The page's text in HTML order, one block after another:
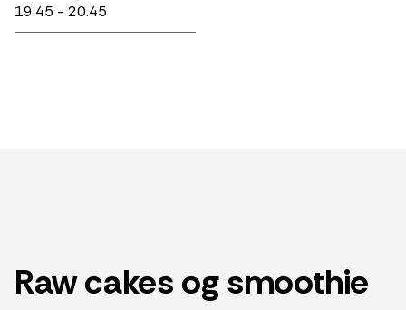
19.45 - 20.45
Raw cakes og smoothie